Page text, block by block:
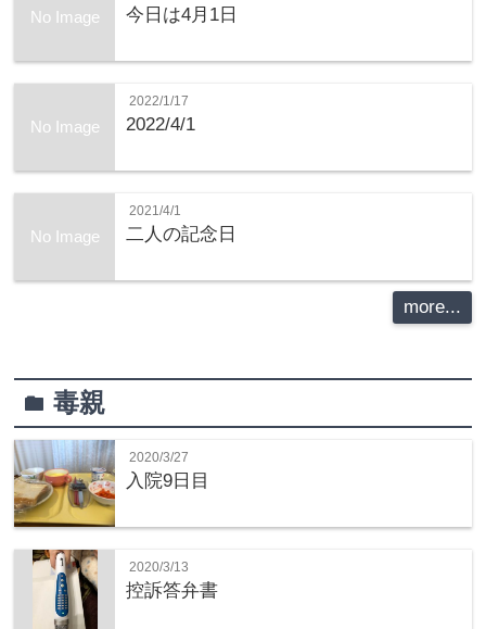
No Image 今日は4月1日
No Image
2022/1/17
2022/4/1
No Image
2021/4/1
二人の記念日
more...
folder毒親
2020/3/27
入院9日目
2020/3/13
控訴答弁書